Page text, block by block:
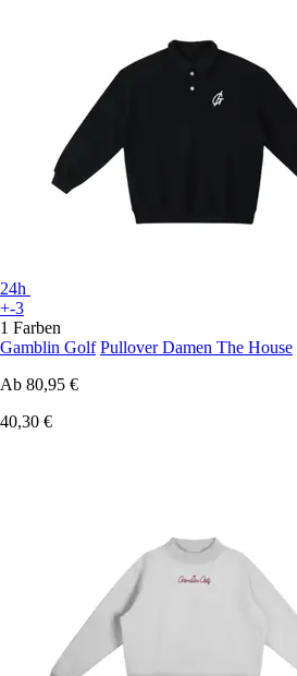
24h
+-3
1 Farben
Gamblin Golf Pullover Damen The House
Ab 80,95 €
40,30 €